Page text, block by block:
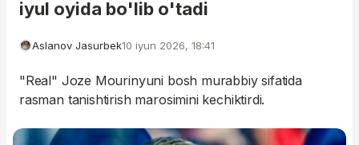
iyul oyida bo'lib o'tadi
Aslanov Jasurbek10 iyun 2026, 18:41
"Real" Joze Mourinyuni bosh murabbiy sifatida
rasman tanishtirish marosimini kechiktirdi.